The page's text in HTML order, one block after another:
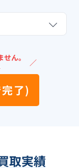
ん。
／
了)
取実績